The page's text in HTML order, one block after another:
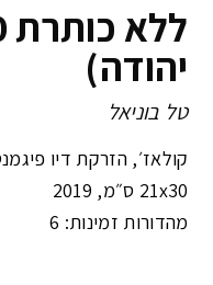
יהודה)
טל בוניאל
קולאז׳, הזרקת דיו
21x30 ס״מ
,
מהדורות זמינות: 6